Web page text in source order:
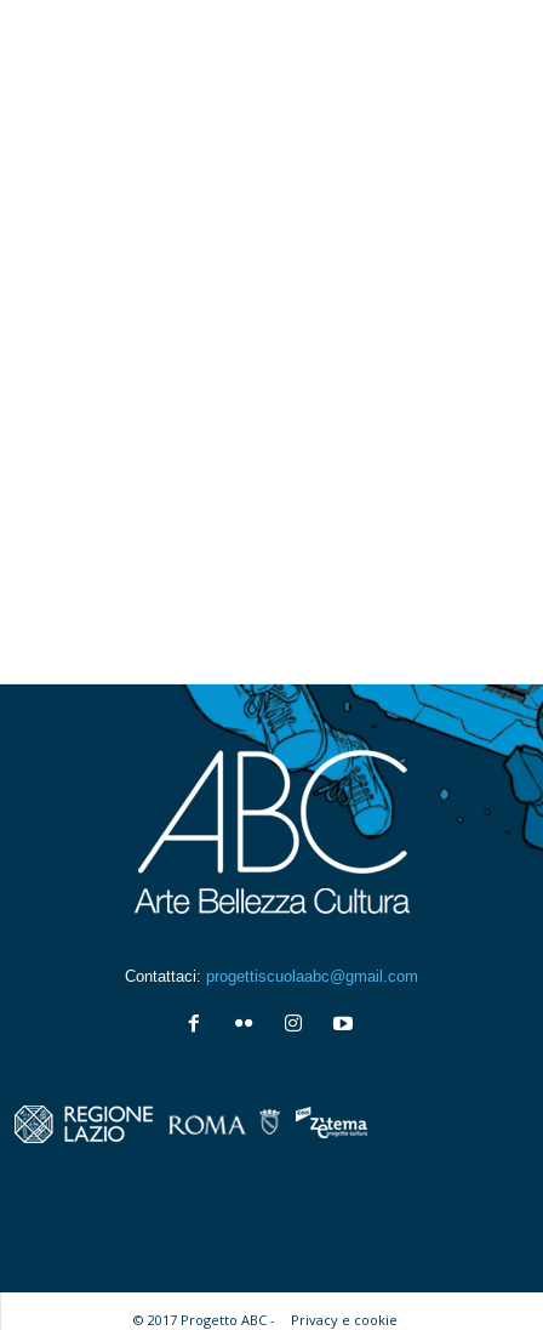
Contattaci: progettiscuolaabc@gmail.com
© 2017 Progetto ABC - Privacy e cookie